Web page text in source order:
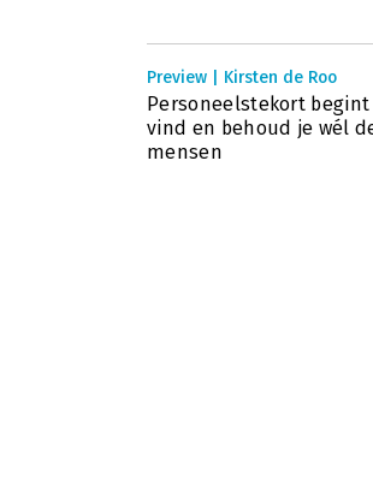
Preview | Kirsten de Roo
Personeelstekort
vind en behoud je wél
mensen